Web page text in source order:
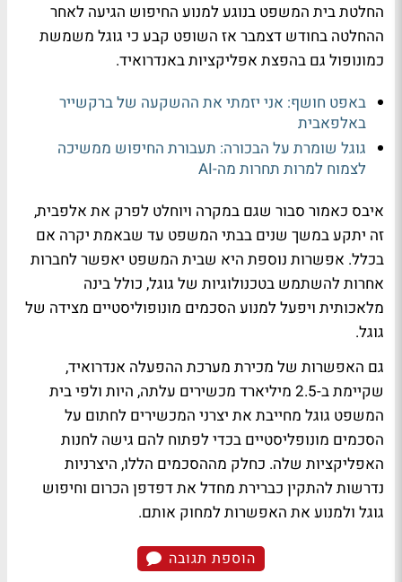
החלטת בית המשפט בנוגע למנוע החיפוש הגיעה לאחר
ההחלטה בחודש דצמבר אז השופט קבע כי גוגל משמשת
כמונופול גם בהפצת אפליקציות באנדרואיד.
באפט חושף: אני יזמתי את ההשקעה של ברקשייר
באלפאבית
גוגל שומרת על הבכורה: תעבורת החיפוש ממשיכה
לצמוח למרות תחרות מה-AI
איבס כאמור סבור שגם במקרה ויוחלט לפרק את אלפבית,
זה יתקע במשך שנים בבתי המשפט עד שבאמת יקרה אם
בכלל. אפשרות נוספת היא שבית המשפט יאפשר לחברות
אחרות להשתמש בטכנולוגיות של גוגל, כולל בינה
מלאכותית ויפעל למנוע הסכמים מונופוליסטיים מצידה של
גוגל.
גם האפשרות של מכירת מערכת ההפעלה אנדרואיד,
שקיימת ב-2.5 מיליארד מכשירים עלתה, היות ולפי בית
המשפט גוגל מחייבת את יצרני המכשירים לחתום על
הסכמים מונופליסטיים בכדי לפתוח להם גישה לחנות
האפליקציות שלה. כחלק מההסכמים הללו, היצרניות
נדרשות להתקין כברירת מחדל את דפדפן הכרום וחיפוש
גוגל ולמנוע את האפשרות למחוק אותם.
הוספת תגובה